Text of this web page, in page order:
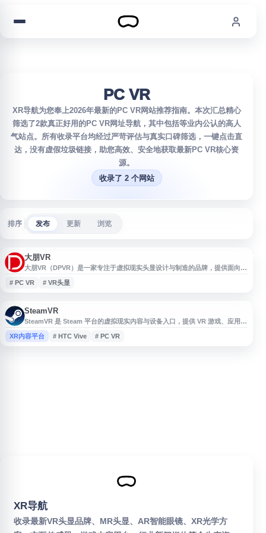
PC VR
XR导航为您奉上2026年最新的PC VR网站推荐指南。本次汇总精心
筛选了2款真正好用的PC VR网址导航，其中包括等业内公认的高人
气站点。所有收录平台均经过严苛评估与真实口碑筛选，一键点击直
达，没有虚假垃圾链接，助您高效、安全地获取最新PC VR核心资
源。
收录了 2 个网站
排序 发布 更新 浏览
大朋VR
大朋VR（DPVR）是一家专注于虚拟现实头显设计与制造的品牌，提供面向游
连接型 VR 头显，适用于沉浸式娱乐、教学演示及行业培训等应用需求。
# PC VR # VR头显
SteamVR
SteamVR 是 Steam 平台的虚拟现实内容与设备入口，提供 VR 游戏、应用和
相关体验的浏览与获取服务。用户可在页面中查看支持 SteamVR 的热门作
品、新品、优惠内容及兼容信息，适合使用 HTC Vive、Valve Index、Meta
XR内容平台 # HTC Vive # PC VR
XR导航
收录最新VR头显品牌、MR头显、AR智能眼镜、XR光学方